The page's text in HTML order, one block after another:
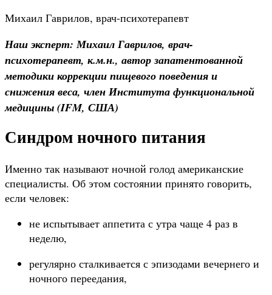
Михаил Гаврилов, врач-психотерапевт
Наш эксперт: Михаил Гаврилов, врач-
психотерапевт, к.м.н., автор запатентованной
методики коррекции пищевого поведения и
снижения веса, член Института функциональной
медицины (IFM, США)
Синдром ночного питания
Именно так называют ночной голод американские
специалисты. Об этом состоянии принято говорить,
если человек:
не испытывает аппетита с утра чаще 4 раз в
неделю,
регулярно сталкивается с эпизодами вечернего и
ночного переедания,